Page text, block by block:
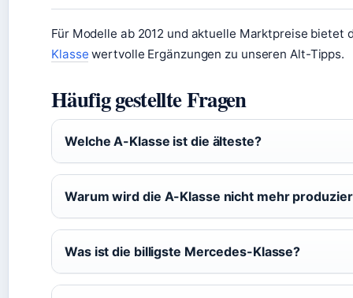
Für Modelle ab 2012 und aktuelle Marktpreise bietet
Klasse wertvolle Ergänzungen zu unseren Alt-Tipps.
Häufig gestellte Fragen
Welche A-Klasse ist die älteste?
Warum wird die A-Klasse nicht mehr
Was ist die billigste Mercedes-Klasse?